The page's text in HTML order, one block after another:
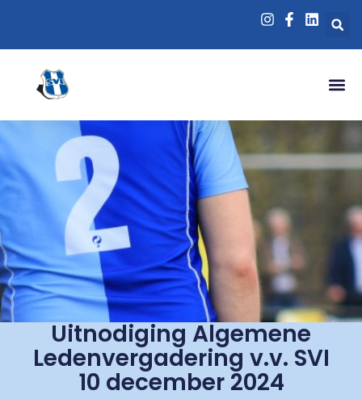
Uitnodiging Algemene
Ledenvergadering v.v. SVI
10 december 2024